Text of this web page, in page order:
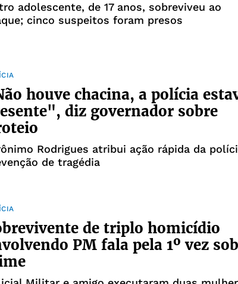
adolescente, de 17 anos, sobreviveu ao
cinco suspeitos foram presos
houve chacina, a polícia
diz governador sobre
Rodrigues atribui ação rápida da
de tragédia
de triplo homicídio
PM fala pela 1º vez